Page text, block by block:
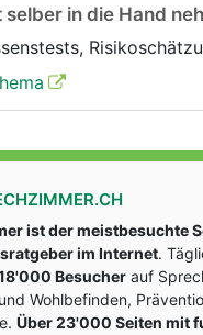
selber in die Hand
ist der meistbesuchte
im Internet.
Besucher auf
Wohlbefinden,
Über 23'000 Seiten mit